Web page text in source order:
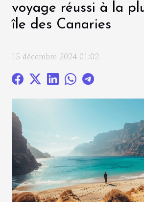
voyage réussi à la
île des Canaries
15 décembre 2024 01:02